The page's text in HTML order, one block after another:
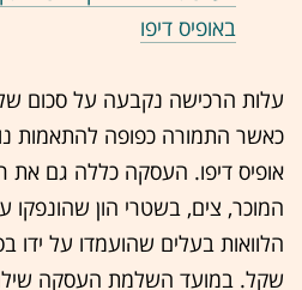
באופיס דיפו
כאשר התמורה כפופה להתאמות
אופיס דיפו. העסקה כללה גם את
המוכר, צים, בשטרי הון שהונפקו